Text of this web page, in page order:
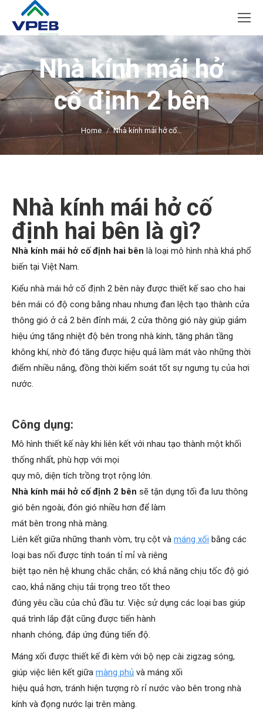
Nhà kính mái hở
cố định 2 bên
You are here: Home Nhà kính mái hở cố…
Nhà kính mái hở cố
định hai bên là gì?
Nhà kính mái hở cố định hai bên là loại mô hình nhà khá phổ
biến tại Việt Nam.
Kiểu nhà mái hở cố định 2 bên này được thiết kế sao cho hai
bên mái có độ cong bằng nhau nhưng đan lệch tạo thành cửa
thông gió ở cả 2 bên đỉnh mái, 2 cửa thông gió này giúp giảm
hiệu ứng tăng nhiệt độ bên trong nhà kính, tăng phân tầng
không khí, nhờ đó tăng được hiệu quả làm mát vào những thời
điểm nhiều nắng, đồng thời kiểm soát tốt sự ngưng tụ của hơi
nước.
Công dụng:
Mô hình thiết kế này khi liên kết với nhau tạo thành một khối
thống nhất, phù hợp với mọi
quy mô, diện tích trồng trọt rộng lớn.
Nhà kính mái hở cố định 2 bên sẽ tận dụng tối đa lưu thông
gió bên ngoài, đón gió nhiều hơn để làm
mát bên trong nhà màng.
Liên kết giữa những thanh vòm, trụ cột và máng xối bằng các
loại bas nối được tính toán tỉ mỉ và riêng
biệt tạo nên hệ khung chắc chắn; có khả năng chịu tốc độ gió
cao, khả năng chịu tải trọng treo tốt theo
đúng yêu cầu của chủ đầu tư. Việc sử dụng các loại bas giúp
quá trình lắp đặt cũng được tiến hành
nhanh chóng, đáp ứng đúng tiến độ.
Máng xối được thiết kế đi kèm với bộ nẹp cài zigzag sóng,
giúp việc liên kết giữa màng phủ và máng xối
hiệu quả hơn, tránh hiện tượng rò rỉ nước vào bên trong nhà
kính và đọng nước lại trên màng.